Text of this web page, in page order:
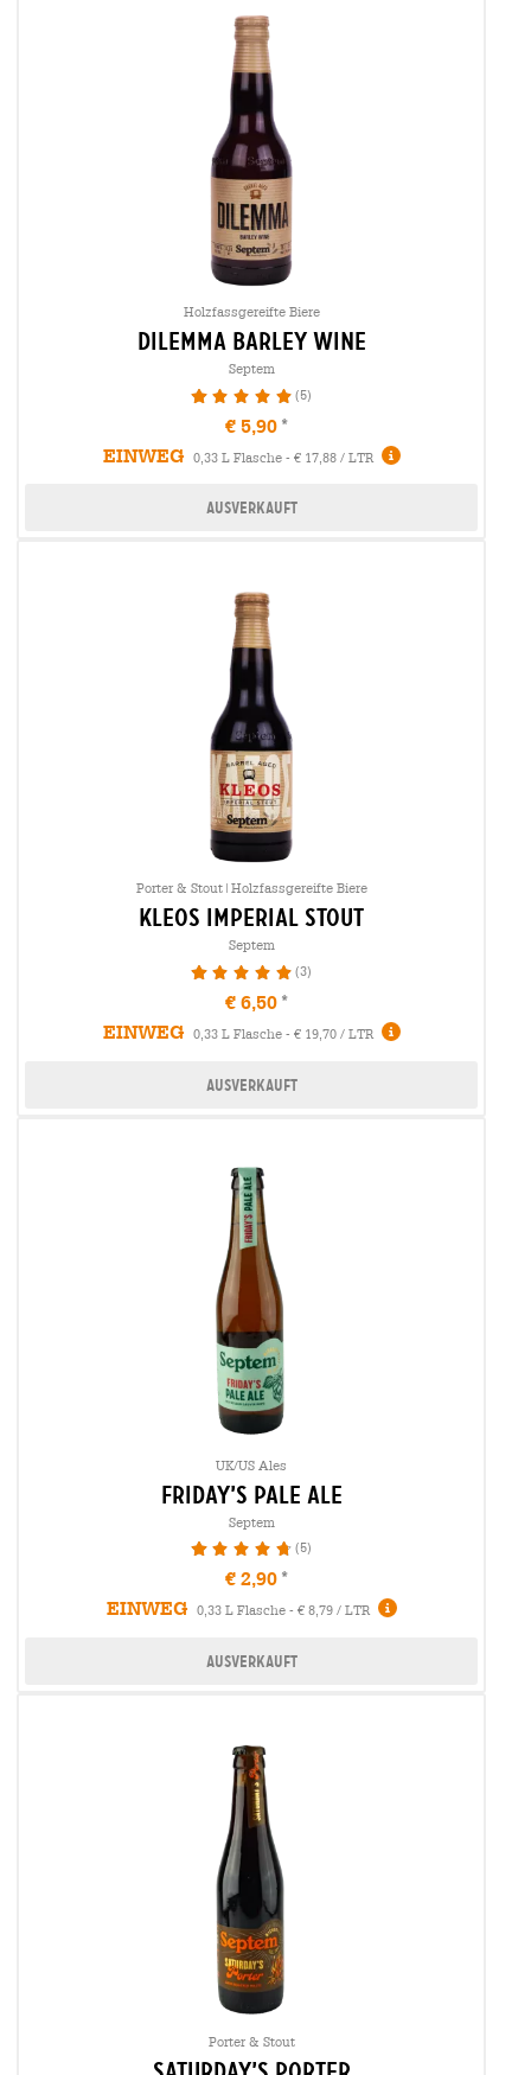
Holzfassgereifte Biere
dilemma barley wine
Septem
100% (5)
€ 5,90
EINWEG
0,33 L Flasche - € 17,88 / LTR
Ausverkauft
Porter & Stout|Holzfassgereifte Biere
kleos imperial stout
Septem
100% (3)
€ 6,50
EINWEG
0,33 L Flasche - € 19,70 / LTR
Ausverkauft
UK/US Ales
friday’s pale ale
Septem
96% (5)
€ 2,90
EINWEG
0,33 L Flasche - € 8,79 / LTR
Ausverkauft
Porter & Stout